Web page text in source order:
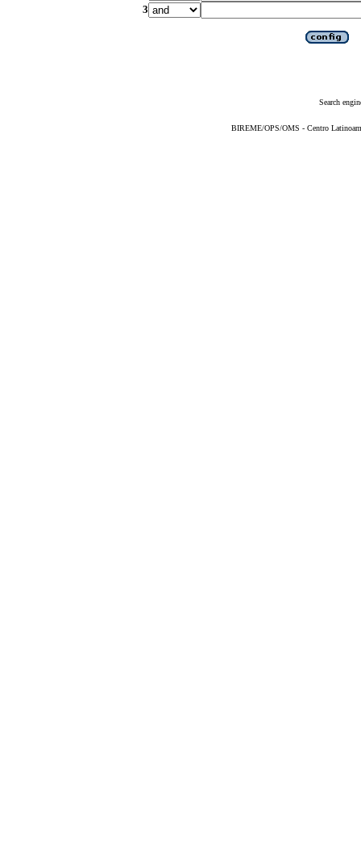
3
Search
BIREME/OPS/OMS - Centro